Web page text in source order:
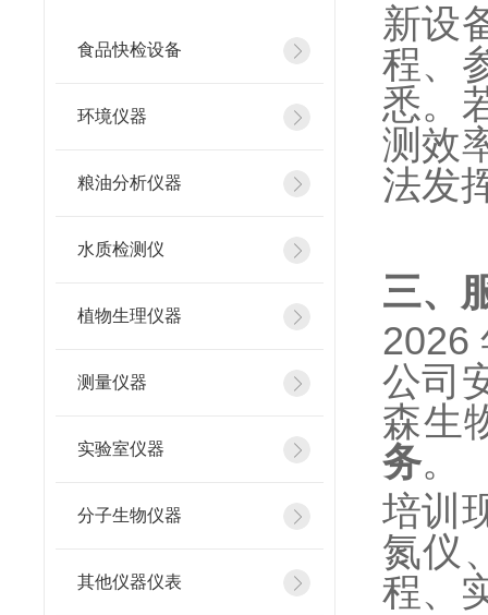
食品快检设备
环境仪器
粮油分析仪器
水质检测仪
植物生理仪器
测量仪器
实验室仪器
分子生物仪器
其他仪器仪表
新设
程、
悉。
测效
法发
三、
2026
公司
森生
务。
培训
氮仪
程、